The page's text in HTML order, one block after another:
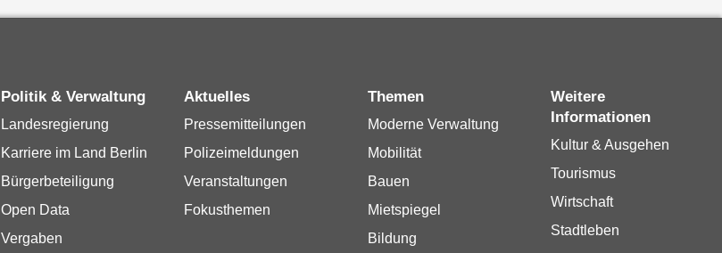
Politik & Verwaltung
Landesregierung
Karriere im Land Berlin
Bürgerbeteiligung
Open Data
Vergaben
Aktuelles
Pressemitteilungen
Polizeimeldungen
Veranstaltungen
Fokusthemen
Themen
Moderne Verwaltung
Mobilität
Bauen
Mietspiegel
Bildung
Weitere
Informationen
Kultur & Ausgehen
Tourismus
Wirtschaft
Stadtleben